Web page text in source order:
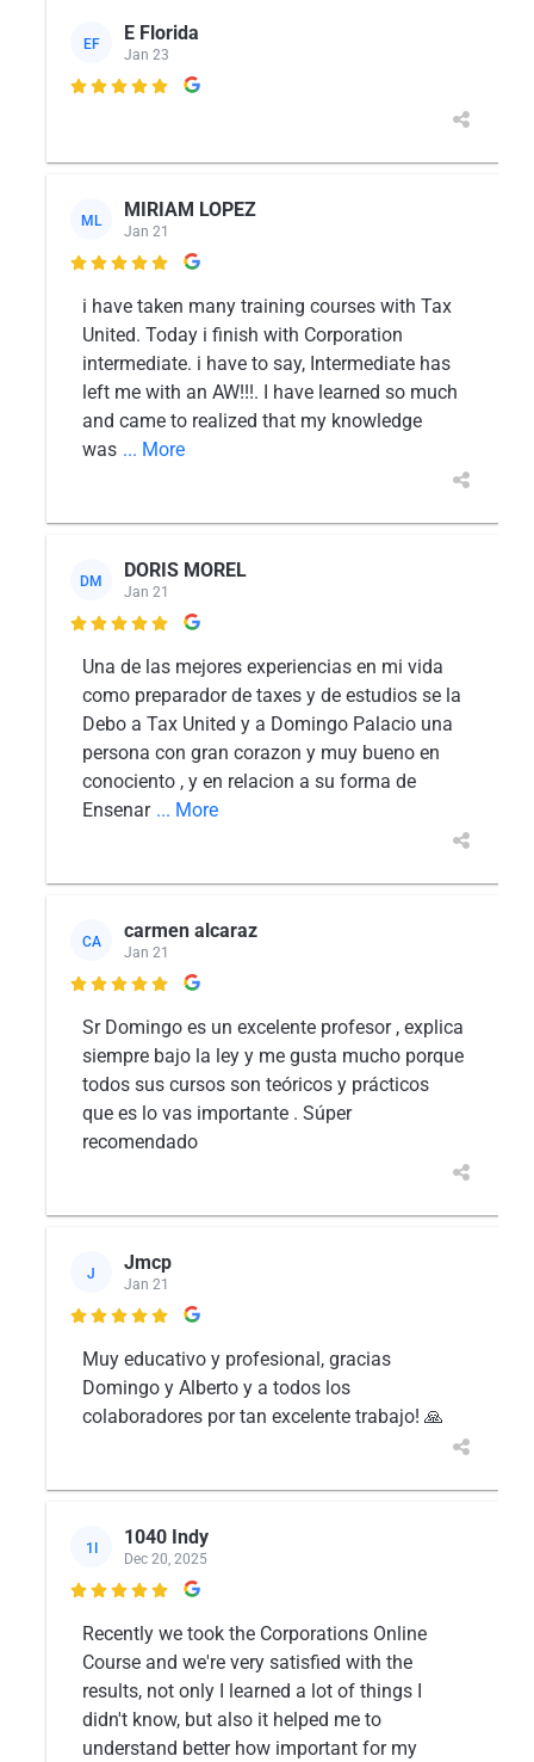
EF E Florida
Jan 23

ML MIRIAM LOPEZ
Jan 21

i have taken many training courses with Tax
United. Today i finish with Corporation
intermediate. i have to say, Intermediate has
left me with an AW!!!. I have learned so much
and came to realized that my knowledge
was ... More
DM DORIS MOREL
Jan 21

Una de las mejores experiencias en mi vida
como preparador de taxes y de estudios se la
Debo a Tax United y a Domingo Palacio una
persona con gran corazon y muy bueno en
conociento , y en relacion a su forma de
Ensenar ... More
CA carmen alcaraz
Jan 21

Sr Domingo es un excelente profesor , explica
siempre bajo la ley y me gusta mucho porque
todos sus cursos son teóricos y prácticos
que es lo vas importante . Súper
recomendado
J Jmcp
Jan 21

Muy educativo y profesional, gracias
Domingo y Alberto y a todos los
colaboradores por tan excelente trabajo! 🙏
1I 1040 Indy
Dec 20, 2025

Recently we took the Corporations Online
Course and we're very satisfied with the
results, not only I learned a lot of things I
didn't know, but also it helped me to
understand better how important for my